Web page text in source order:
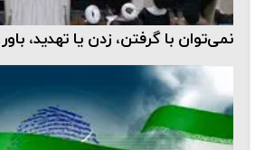
نمی‌توان با گرفتن، زدن یا تهدید،